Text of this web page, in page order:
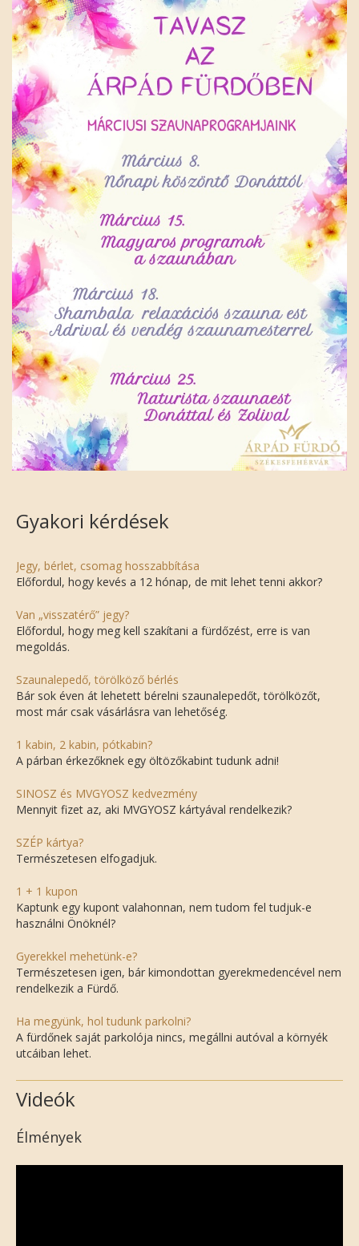
Gyakori kérdések
Jegy, bérlet, csomag hosszabbítása
Előfordul, hogy kevés a 12 hónap, de mit lehet tenni akkor?
Van „visszatérő” jegy?
Előfordul, hogy meg kell szakítani a fürdőzést, erre is van
megoldás.
Szaunalepedő, törölköző bérlés
Bár sok éven át lehetett bérelni szaunalepedőt, törölközőt,
most már csak vásárlásra van lehetőség.
1 kabin, 2 kabin, pótkabin?
A párban érkezőknek egy öltözőkabint tudunk adni!
SINOSZ és MVGYOSZ kedvezmény
Mennyit fizet az, aki MVGYOSZ kártyával rendelkezik?
SZÉP kártya?
Természetesen elfogadjuk.
1 + 1 kupon
Kaptunk egy kupont valahonnan, nem tudom fel tudjuk-e
használni Önöknél?
Gyerekkel mehetünk-e?
Természetesen igen, bár kimondottan gyerekmedencével nem
rendelkezik a Fürdő.
Ha megyünk, hol tudunk parkolni?
A fürdőnek saját parkolója nincs, megállni autóval a környék
utcáiban lehet.
Videók
Élmények